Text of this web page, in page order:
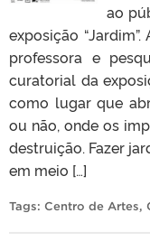
ao
exposição
professora e
curatorial da
como lugar que
ou não, onde os
destruição. Fazer
em meio […]
Tags: Centro de Artes,